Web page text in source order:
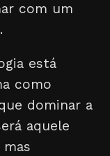
com um
está
como
dominar a
aquele